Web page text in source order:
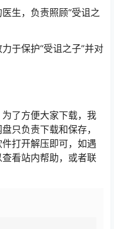
生，负责照顾“受诅之
于保护“受诅之子”并对
了方便大家下载，我
只负责下载和保存，
打开解压即可，如遇
看站内帮助，或者联